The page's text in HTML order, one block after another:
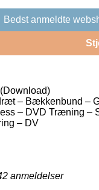
Bedst anmeldte
– Bækkenbund –
– DVD Træning
– DV
anmeldelser